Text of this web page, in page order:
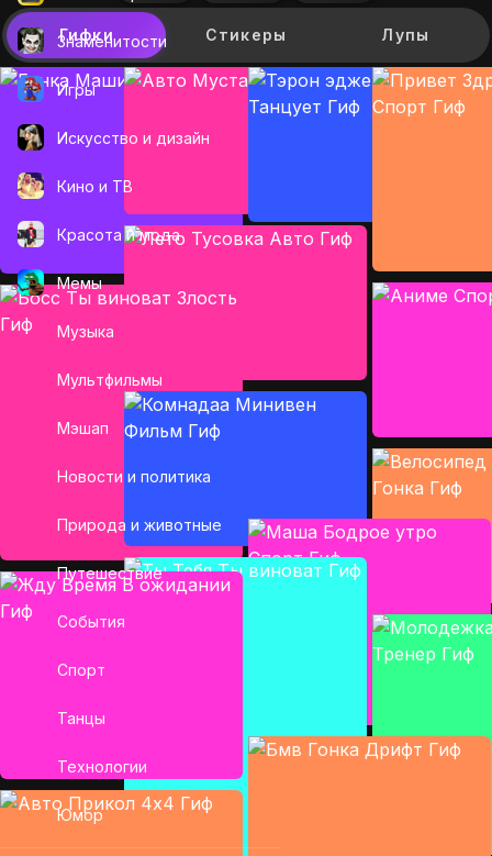
Знаменитости
Игры
Искусcтво и дизайн
Кино и ТВ
Красота и мода
Мемы
Музыка
Мультфильмы
Мэшап
Новости и политика
Природа и животные
Путешествие
События
Спорт
Танцы
Технологии
Юмор
Гифки Стикеры Лупы